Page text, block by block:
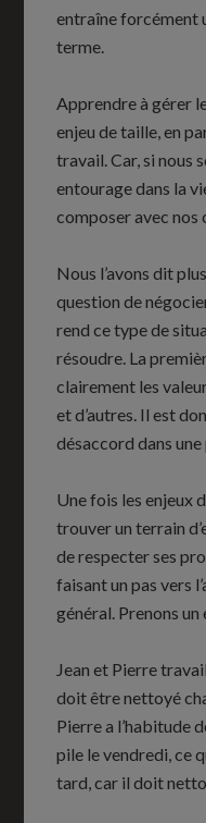
entraîne forcément
terme.
Apprendre à gérer
enjeu de taille, en
travail. Car, si nous
entourage dans la
composer avec nos
Nous l’avons dit
question de
rend ce type de
résoudre. La
clairement les
et d’autres. Il est
désaccord dans
Une fois les enjeux
trouver un terrain
de respecter ses
faisant un pas vers
général. Prenons
Jean et Pierre
doit être nettoyé
Pierre a l’habitude
pile le vendredi, ce
tard, car il doit